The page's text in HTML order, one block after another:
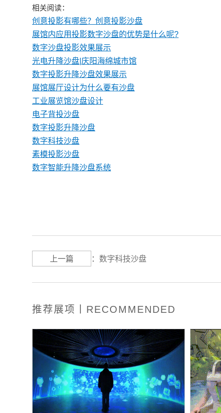
相关阅读：
创意投影有哪些？创意投影沙盘
展馆内应用投影数字沙盘的优势是什么呢?
数字沙盘投影效果展示
光电升降沙盘|庆阳海绵城市馆
数字投影升降沙盘效果展示
展馆展厅设计为什么要有沙盘
工业展览馆沙盘设计
电子背投沙盘
数字投影升降沙盘
数字科技沙盘
素模投影沙盘
数字智能升降沙盘系统
上一篇 ： 数字科技沙盘
推荐展项丨RECOMMENDED